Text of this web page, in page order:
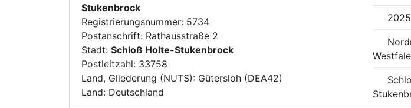
Stukenbrock
Registrierungsnummer: 5734
Postanschrift: Rathausstraße 2
Stadt: Schloß Holte-Stukenbrock
Postleitzahl: 33758
Land, Gliederung (NUTS): Gütersloh (DEA42)
Land: Deutschland